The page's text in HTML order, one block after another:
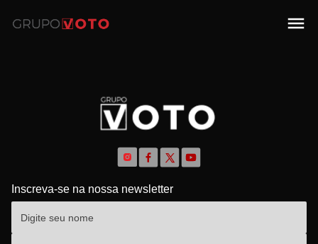
Inscreva-se na nossa newsletter